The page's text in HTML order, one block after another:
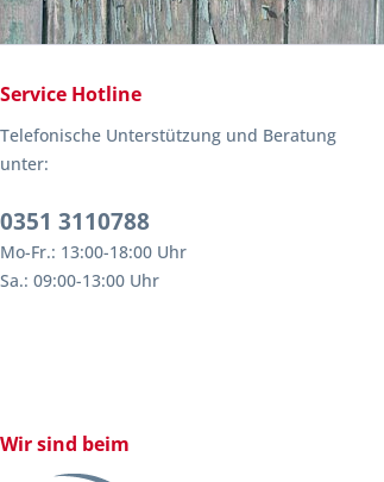
Service Hotline
Telefonische Unterstützung und Beratung
unter:
0351 3110788
Mo-Fr.: 13:00-18:00 Uhr
Sa.: 09:00-13:00 Uhr
Wir sind beim